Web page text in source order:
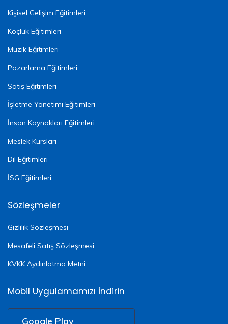
Kişisel Gelişim Eğitimleri
Koçluk Eğitimleri
Müzik Eğitimleri
Pazarlama Eğitimleri
Satış Eğitimleri
İşletme Yönetimi Eğitimleri
İnsan Kaynakları Eğitimleri
Meslek Kursları
Dil Eğitimleri
İSG Eğitimleri
Sözleşmeler
Gizlilik Sözleşmesi
Mesafeli Satış Sözleşmesi
KVKK Aydınlatma Metni
Mobil Uygulamamızı İndirin
Google Play